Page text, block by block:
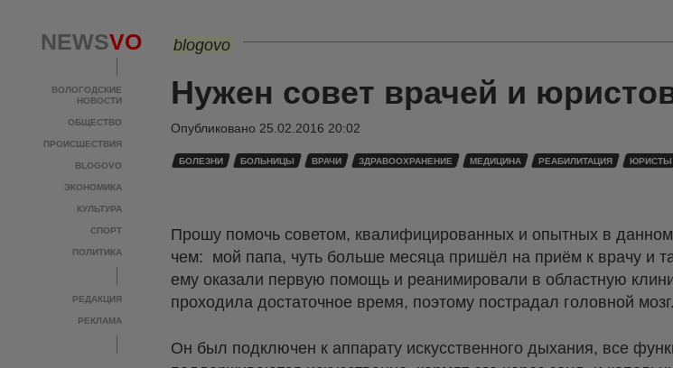
NEWSVO
ВОЛОГОДСКИЕ
НОВОСТИ
ОБЩЕСТВО
ПРОИСШЕСТВИЯ
BLOGOVO
ЭКОНОМИКА
КУЛЬТУРА
СПОРТ
ПОЛИТИКА
РЕДАКЦИЯ
РЕКЛАМА
blogovo
Нужен совет врачей и
Опубликовано 25.02.2016 20:02
БОЛЕЗНИ БОЛЬНИЦЫ ВРАЧИ ЗДРАВООХРАНЕНИЕ МЕДИЦИНА РЕАБИЛИТАЦИЯ ЮРИСТЫ
Прошу помочь советом, квалифицированных и опытных в
чем: мой папа, чуть больше месяца пришёл на приём к врачу и
ему оказали первую помощь и реанимировали в областную
проходила достаточное время, поэтому пострадал головной мозг.
Он был подключен к аппарату искусственного дыхания, все